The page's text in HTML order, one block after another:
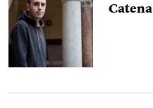
Catena